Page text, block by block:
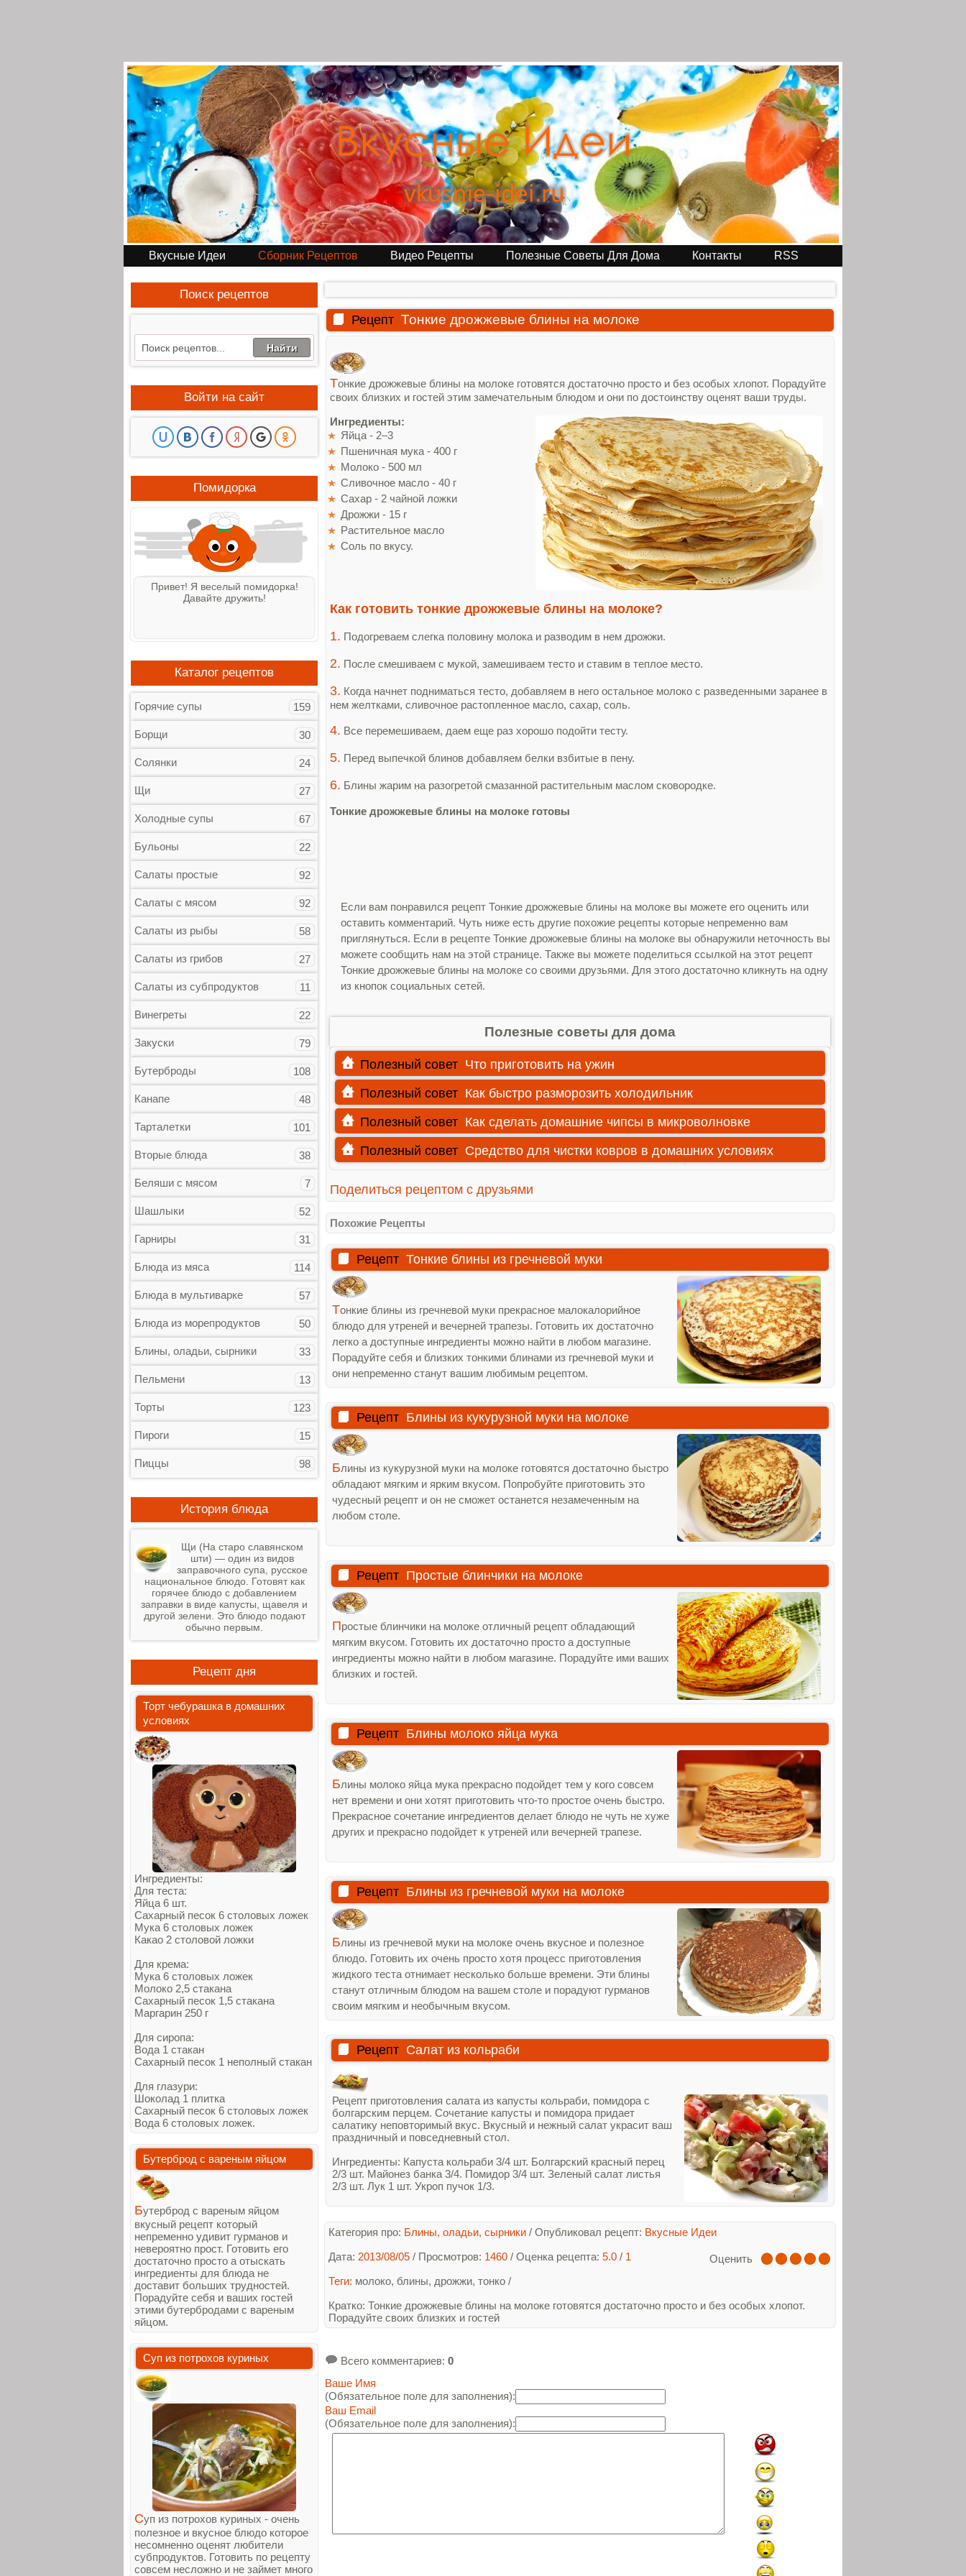
Вкусные Идеи Сборник Рецептов Видео Рецепты Полезные Советы Для Дома Контакты RSS
Рецепт Тонкие дрожжевые блины на молоке
Тонкие дрожжевые блины на молоке готовятся достаточно просто и без особых хлопот. Порадуйте
своих близких и гостей этим замечательным блюдом и они по достоинству оценят ваши труды.
Ингредиенты:
Яйца - 2–3
Пшеничная мука - 400 г
Молоко - 500 мл
Сливочное масло - 40 г
Сахар - 2 чайной ложки
Дрожжи - 15 г
Растительное масло
Соль по вкусу.
Как готовить тонкие дрожжевые блины на молоке?
1. Подогреваем слегка половину молока и разводим в нем дрожжи.
2. После смешиваем с мукой, замешиваем тесто и ставим в теплое место.
3. Когда начнет подниматься тесто, добавляем в него остальное молоко с разведенными заранее в
нем желтками, сливочное растопленное масло, сахар, соль.
4. Все перемешиваем, даем еще раз хорошо подойти тесту.
5. Перед выпечкой блинов добавляем белки взбитые в пену.
6. Блины жарим на разогретой смазанной растительным маслом сковородке.
Тонкие дрожжевые блины на молоке готовы
Если вам понравился рецепт Тонкие дрожжевые блины на молоке вы можете его оценить или
оставить комментарий. Чуть ниже есть другие похожие рецепты которые непременно вам
приглянуться. Если в рецепте Тонкие дрожжевые блины на молоке вы обнаружили неточность вы
можете сообщить нам на этой странице. Также вы можете поделиться ссылкой на этот рецепт
Тонкие дрожжевые блины на молоке со своими друзьями. Для этого достаточно кликнуть на одну
из кнопок социальных сетей.
Полезные советы для дома
Полезный совет Что приготовить на ужин
Полезный совет Как быстро разморозить холодильник
Полезный совет Как сделать домашние чипсы в микроволновке
Полезный совет Средство для чистки ковров в домашних условиях
Поделиться рецептом с друзьями
Похожие Рецепты
Рецепт Тонкие блины из гречневой муки
Тонкие блины из гречневой муки прекрасное малокалорийное
блюдо для утреней и вечерней трапезы. Готовить их достаточно
легко а доступные ингредиенты можно найти в любом магазине.
Порадуйте себя и близких тонкими блинами из гречневой муки и
они непременно станут вашим любимым рецептом.
Рецепт Блины из кукурузной муки на молоке
Блины из кукурузной муки на молоке готовятся достаточно быстро
обладают мягким и ярким вкусом. Попробуйте приготовить это
чудесный рецепт и он не сможет останется незамеченным на
любом столе.
Рецепт Простые блинчики на молоке
Простые блинчики на молоке отличный рецепт обладающий
мягким вкусом. Готовить их достаточно просто а доступные
ингредиенты можно найти в любом магазине. Порадуйте ими ваших
близких и гостей.
Рецепт Блины молоко яйца мука
Блины молоко яйца мука прекрасно подойдет тем у кого совсем
нет времени и они хотят приготовить что-то простое очень быстро.
Прекрасное сочетание ингредиентов делает блюдо не чуть не хуже
других и прекрасно подойдет к утреней или вечерней трапезе.
Рецепт Блины из гречневой муки на молоке
Блины из гречневой муки на молоке очень вкусное и полезное
блюдо. Готовить их очень просто хотя процесс приготовления
жидкого теста отнимает несколько больше времени. Эти блины
станут отличным блюдом на вашем столе и порадуют гурманов
своим мягким и необычным вкусом.
Рецепт Салат из кольраби
Рецепт приготовления салата из капусты кольраби, помидора с
болгарским перцем. Сочетание капусты и помидора придает
салатику неповторимый вкус. Вкусный и нежный салат украсит ваш
праздничный и повседневный стол.
Ингредиенты: Капуста кольраби 3/4 шт. Болгарский красный перец
2/3 шт. Майонез банка 3/4. Помидор 3/4 шт. Зеленый салат листья
2/3 шт. Лук 1 шт. Укроп пучок 1/3.
Категория про: Блины, оладьи, сырники / Опубликовал рецепт: Вкусные Идеи
Дата: 2013/08/05 / Просмотров: 1460 / Оценка рецепта: 5.0 / 1
Оценить
Теги: молоко, блины, дрожжи, тонко /
Кратко: Тонкие дрожжевые блины на молоке готовятся достаточно просто и без особых хлопот.
Порадуйте своих близких и гостей
Всего комментариев: 0
Ваше Имя
(Обязательное поле для заполнения):
Ваш Email
(Обязательное поле для заполнения):
Поиск рецептов
Войти на сайт
Помидорка
Привет! Я веселый помидорка!
Давайте дружить!
Каталог рецептов
Горячие супы 159
Борщи 30
Солянки 24
Щи 27
Холодные супы 67
Бульоны 22
Салаты простые 92
Салаты с мясом 92
Салаты из рыбы 58
Салаты из грибов 27
Салаты из субпродуктов 11
Винегреты 22
Закуски 79
Бутерброды 108
Канапе 48
Тарталетки 101
Вторые блюда 38
Беляши с мясом 7
Шашлыки 52
Гарниры 31
Блюда из мяса 114
Блюда в мультиварке 57
Блюда из морепродуктов 50
Блины, оладьи, сырники 33
Пельмени 13
Торты 123
Пироги 15
Пиццы 98
История блюда
Щи (На старо славянском
шти) — один из видов
заправочного супа, русское
национальное блюдо. Готовят как
горячее блюдо с добавлением
заправки в виде капусты, щавеля и
другой зелени. Это блюдо подают
обычно первым.
Рецепт дня
Торт чебурашка в домашних
условиях
Ингредиенты:
Для теста:
Яйца 6 шт.
Сахарный песок 6 столовых ложек
Мука 6 столовых ложек
Какао 2 столовой ложки
Для крема:
Мука 6 столовых ложек
Молоко 2,5 стакана
Сахарный песок 1,5 стакана
Маргарин 250 г
Для сиропа:
Вода 1 стакан
Сахарный песок 1 неполный стакан
Для глазури:
Шоколад 1 плитка
Сахарный песок 6 столовых ложек
Вода 6 столовых ложек.
Бутерброд с вареным яйцом
Бутерброд с вареным яйцом
вкусный рецепт который
непременно удивит гурманов и
невероятно прост. Готовить его
достаточно просто а отыскать
ингредиенты для блюда не
доставит больших трудностей.
Порадуйте себя и ваших гостей
этими бутербродами с вареным
яйцом.
Суп из потрохов куриных
Суп из потрохов куриных - очень
полезное и вкусное блюдо которое
несомненно оценят любители
субпродуктов. Готовить по рецепту
совсем несложно и не займет много